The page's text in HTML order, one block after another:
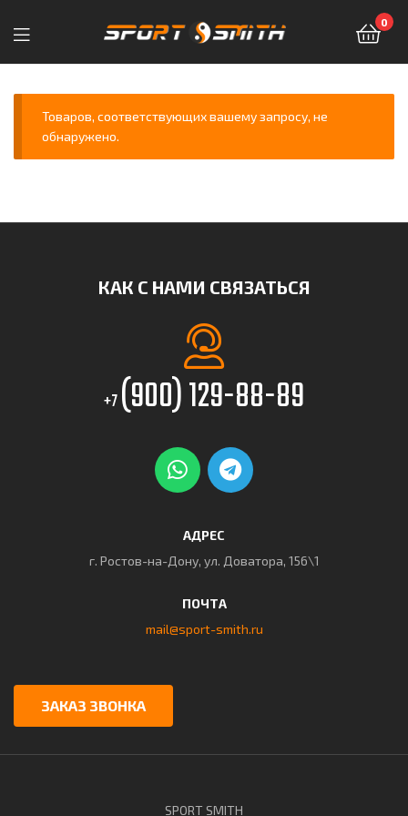
Sport-
Smith
—
спортивных
0
Товаров, соответствующих вашему запросу, не
обнаружено.
КАК С НАМИ СВЯЗАТЬСЯ
+7(900) 129-88-89
АДРЕС
г. Ростов-на-Дону, ул. Доватора, 156\1
ПОЧТА
mail@sport-smith.ru
ЗАКАЗ ЗВОНКА
SPORT SMITH